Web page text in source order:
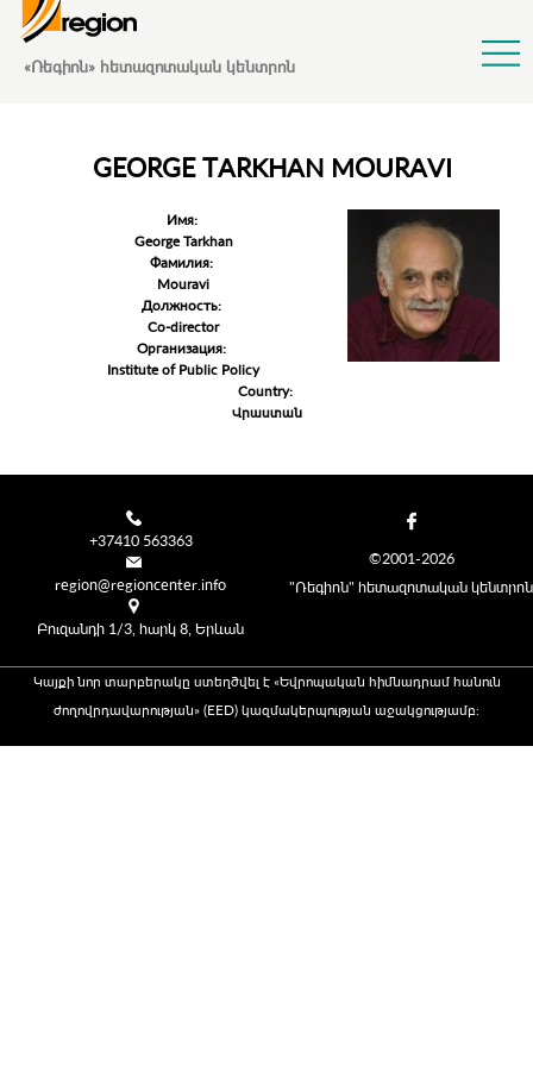
«Ռեգիոն» հետազոտական կենտրոն
GEORGE TARKHAN MOURAVI
Имя:
George Tarkhan
Фамилия:
Mouravi
Должность:
Co-director
Организация:
Institute of Public Policy
Country:
Վրաստան
©2001-2026
"Ռեգիոն" հետազոտական կենտրոն
+37410 563363
region@regioncenter.info
Բուզանդի 1/3, հարկ 8, Երևան
Կայքի նոր տարբերակը ստեղծվել է «Եվրոպական հիմնադրամ հանուն
ժողովրդավարության» (EED) կազմակերպության աջակցությամբ։